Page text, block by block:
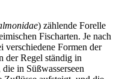
) zählende Forelle
Fischarten. Je nach
verschiedene Formen der
der Regel ständig in
in Süßwasserseen